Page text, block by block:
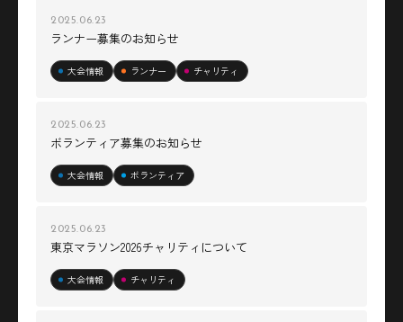
2025.06.23
ランナー募集のお知らせ
大会情報 ランナー チャリティ
2025.06.23
ボランティア募集のお知らせ
大会情報 ボランティア
2025.06.23
東京マラソン2026チャリティについて
大会情報 チャリティ